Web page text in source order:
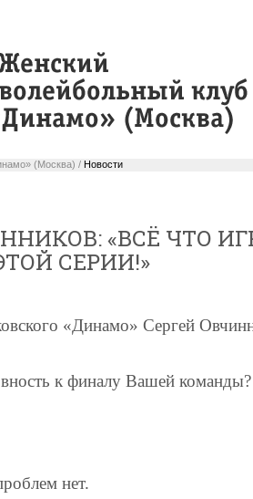
(Москва) / Новости
«ВСЁ ЧТО
СЕРИИ!»
«Динамо» Сергей
к финалу Вашей команды?
нет.